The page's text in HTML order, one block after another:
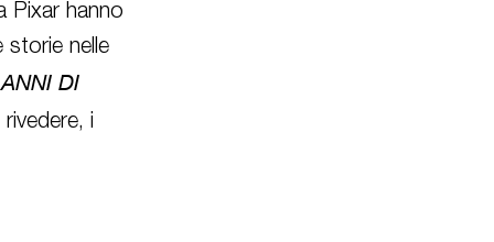
Pixar hanno
storie nelle
DI
i